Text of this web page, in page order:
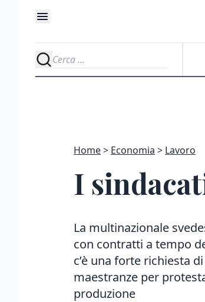
Home Economia Lavoro
I
La multinazionale
con contratti a tempo
c’è una forte richiesta
maestranze per
produzione